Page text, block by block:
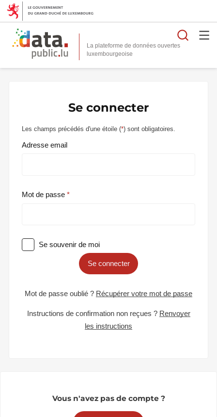
La plateforme de données ouvertes
Se connecter
Les champs précédés d'une étoile (*) sont obligatoires.
Adresse email
Mot de passe
Se souvenir de moi
Se connecter
Mot de passe oublié ? Récupérer votre mot de passe
Instructions de confirmation non reçues ? Renvoyer
les instructions
Vous n'avez pas de compte ?